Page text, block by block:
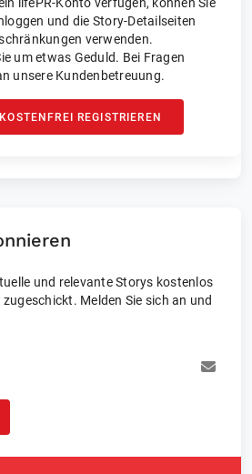
und die Story-Detailseiten
verwenden.
um etwas Geduld. Bei Fragen
unsere Kundenbetreuung.
REGISTRIEREN
und relevante Storys kostenlos
Melden Sie sich an und